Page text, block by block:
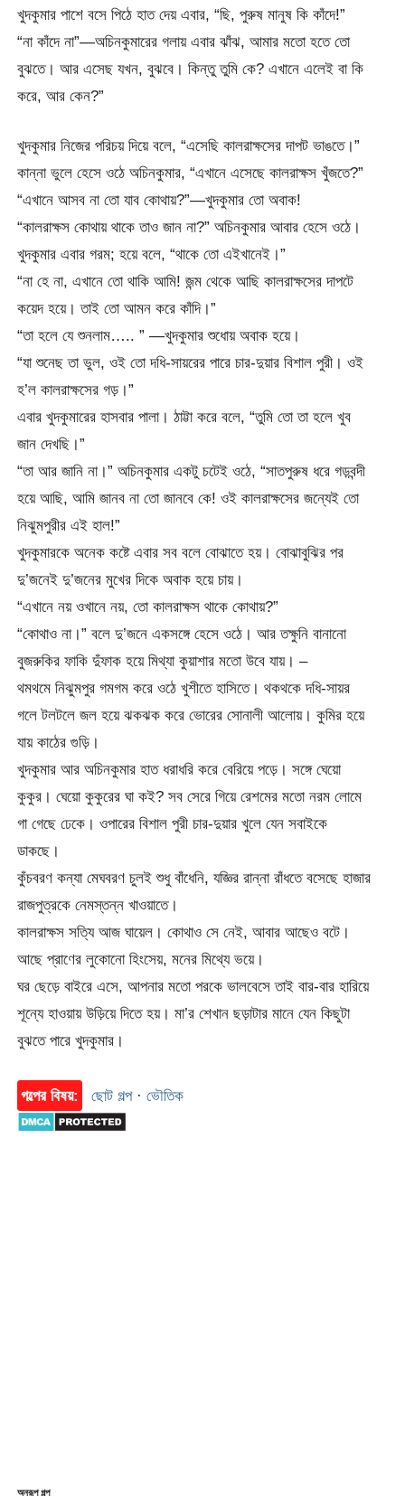
খুদকুমার পাশে বসে পিঠে হাত দেয় এবার, “ছি, পুরুষ মানুষ কি কাঁদে!”
“না কাঁদে না”—অচিনকুমারের গলায় এবার ঝাঁঝ, আমার মতো হতে তো
বুঝতে। আর এসেছ যখন, বুঝবে। কিন্তু তুমি কে? এখানে এলেই বা কি
করে, আর কেন?”
খুদকুমার নিজের পরিচয় দিয়ে বলে, “এসেছি কালরাক্ষসের দাপট ভাঙতে।”
কান্না ভুলে হেসে ওঠে অচিনকুমার, “এখানে এসেছে কালরাক্ষস খুঁজতে?”
“এখানে আসব না তো যাব কোথায়?”—খুদকুমার তো অবাক!
“কালরাক্ষস কোথায় থাকে তাও জান না?” অচিনকুমার আবার হেসে ওঠে।
খুদকুমার এবার গরম; হয়ে বলে, “থাকে তো এইখানেই।”
“না হে না, এখানে তো থাকি আমি! জন্ম থেকে আছি কালরাক্ষসের দাপটে
কয়েদ হয়ে। তাই তো আমন করে কাঁদি।”
“তা হলে যে শুনলাম….. ” —খুদকুমার শুধোয় অবাক হয়ে।
“যা শুনেছ তা ভুল, ওই তো দধি-সায়রের পারে চার-দুয়ার বিশাল পুরী। ওই
হ’ল কালরাক্ষসের গড়।”
এবার খুদকুমারের হাসবার পালা। ঠাট্টা করে বলে, “তুমি তো তা হলে খুব
জান দেখছি।”
“তা আর জানি না।” অচিনকুমার একটু চটেই ওঠে, “সাতপুরুষ ধরে গড়বন্দী
হয়ে আছি, আমি জানব না তো জানবে কে! ওই কালরাক্ষসের জন্যেই তো
নিঝুমপুরীর এই হাল!”
খুদকুমারকে অনেক কষ্টে এবার সব বলে বোঝাতে হয়। বোঝাবুঝির পর
দু’জনেই দু’জনের মুখের দিকে অবাক হয়ে চায়।
“এখানে নয় ওখানে নয়, তো কালরাক্ষস থাকে কোথায়?”
“কোথাও না।” বলে দু’জনে একসঙ্গে হেসে ওঠে। আর তক্ষুনি বানানো
বুজরুকির ফাকি দুঁফাক হয়ে মিথ্যা কুয়াশার মতো উবে যায়। –
থমথমে নিঝুমপুর গমগম করে ওঠে খুশীতে হাসিতে। থকথকে দধি-সায়র
গলে টলটলে জল হয়ে ঝকঝক করে ভোরের সোনালী আলোয়। কুমির হয়ে
যায় কাঠের গুড়ি।
খুদকুমার আর অচিনকুমার হাত ধরাধরি করে বেরিয়ে পড়ে। সঙ্গে ঘেয়ো
কুকুর। ঘেয়ো কুকুরের ঘা কই? সব সেরে গিয়ে রেশমের মতো নরম লোমে
গা গেছে ঢেকে। ওপারের বিশাল পুরী চার-দুয়ার খুলে যেন সবাইকে
ডাকছে।
কুঁচবরণ কন্যা মেঘবরণ চুলই শুধু বাঁধেনি, যজ্ঞির রান্না রাঁধতে বসেছে হাজার
রাজপুত্রকে নেমস্তন্ন খাওয়াতে।
কালরাক্ষস সত্যি আজ ঘায়েল। কোথাও সে নেই, আবার আছেও বটে।
আছে প্রাণের লুকোনো হিংসেয়, মনের মিথ্যে ভয়ে।
ঘর ছেড়ে বাইরে এসে, আপনার মতো পরকে ভালবেসে তাই বার-বার হারিয়ে
শূন্যে হাওয়ায় উড়িয়ে দিতে হয়। মা’র শেখান ছড়াটার মানে যেন কিছুটা
বুঝতে পারে খুদকুমার।
গল্পের বিষয়: ছোট গল্প·ভৌতিক
অনুরূপ গল্প